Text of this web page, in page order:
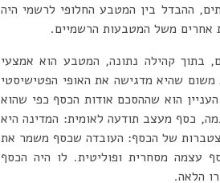
ההבדל בין המטבע החלופי לרשמי היה
אחרים משל המטבעות הרשמיים.
בתוך קהילה נתונה, המטבע הוא אמצעי
שהיא מדגישה את האופי הפטישיסטי
הוא שההסכם אודות הכסף כפי שהוא
כסף מעצב תודעה לאומית: המדינה היא
של הכסף: העובדה שכסף משמר את
עצמה מסחרית ופוליטית. לו היה הכסף
הלאה.